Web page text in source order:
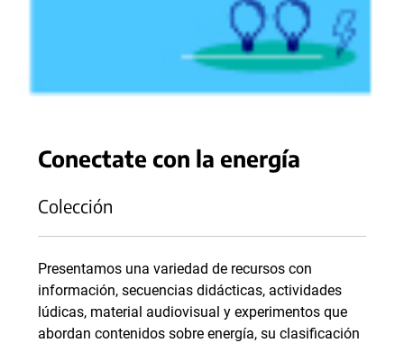
Conectate con la energía
Colección
Presentamos una variedad de recursos con
información, secuencias didácticas, actividades
lúdicas, material audiovisual y experimentos que
abordan contenidos sobre energía, su clasificación